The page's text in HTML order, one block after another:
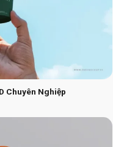
Chuyên Nghiệp